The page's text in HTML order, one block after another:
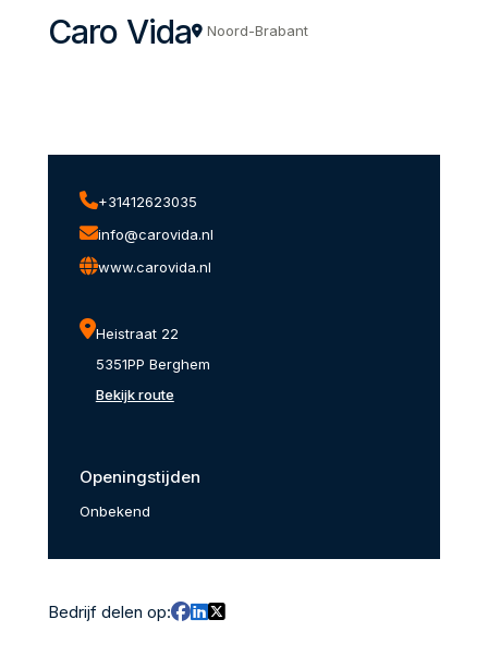
Caro Vida Noord-Brabant
+31412623035
info@carovida.nl
www.carovida.nl
Heistraat 22
5351PP Berghem
Bekijk route
Openingstijden
Onbekend
Bedrijf delen op: